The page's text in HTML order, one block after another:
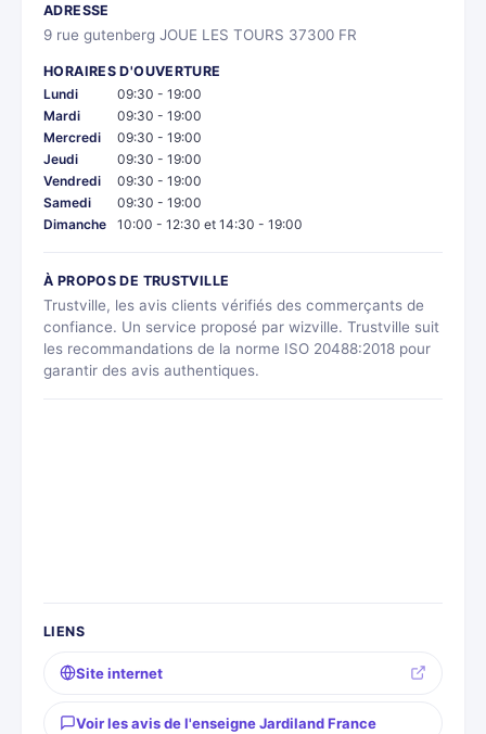
ADRESSE
9 rue gutenberg JOUE LES TOURS 37300 FR
HORAIRES D'OUVERTURE
Lundi
09:30 - 19:00
Mardi
09:30 - 19:00
Mercredi
09:30 - 19:00
Jeudi
09:30 - 19:00
Vendredi
09:30 - 19:00
Samedi
09:30 - 19:00
Dimanche
10:00 - 12:30 et 14:30 - 19:00
À PROPOS DE TRUSTVILLE
Trustville, les avis clients vérifiés des commerçants de
confiance. Un service proposé par wizville. Trustville suit
les recommandations de la norme ISO 20488:2018 pour
garantir des avis authentiques.
LIENS
Site internet
Voir les avis de l'enseigne Jardiland France